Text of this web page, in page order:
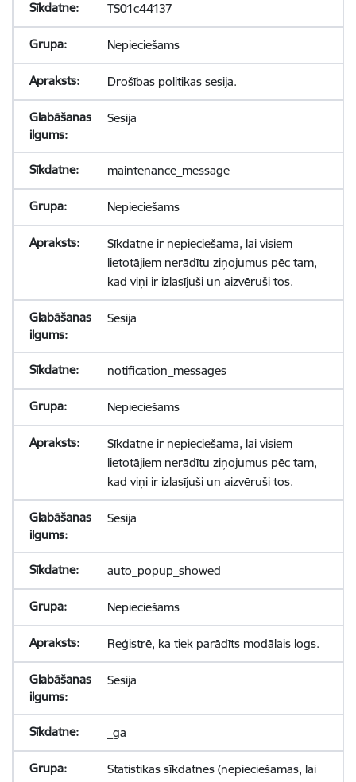
TS01c44137
Nepieciešams
Drošības politikas sesija.
Sesija
maintenance_message
Nepieciešams
Sīkdatne ir nepieciešama, lai visiem
lietotājiem nerādītu ziņojumus pēc tam,
kad viņi ir izlasījuši un aizvēruši tos.
Sesija
notification_messages
Nepieciešams
Sīkdatne ir nepieciešama, lai visiem
lietotājiem nerādītu ziņojumus pēc tam,
kad viņi ir izlasījuši un aizvēruši tos.
Sesija
auto_popup_showed
Nepieciešams
Reģistrē, ka tiek parādīts modālais logs.
Sesija
_ga
Statistikas sīkdatnes (nepieciešamas, lai